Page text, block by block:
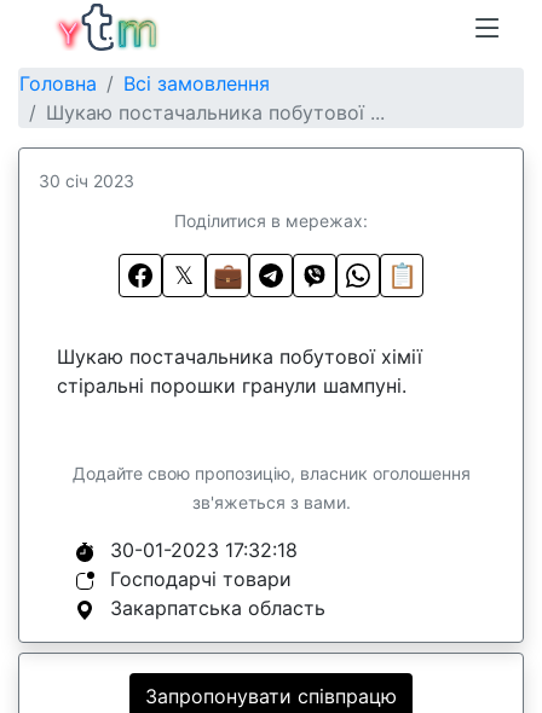
Головна
Всі замовлення
Шукаю постачальника побутової ...
30 січ 2023
Поділитися в мережах:
𝕏 💼 📋
Шукаю постачальника побутової хімії
стіральні порошки гранули шампуні.
Додайте свою пропозицію, власник оголошення
зв'яжеться з вами.
30-01-2023 17:32:18
Господарчі товари
Закарпатська область
Запропонувати співпрацю